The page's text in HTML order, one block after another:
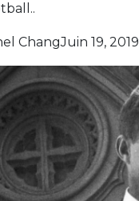
ChangJuin 19, 2019